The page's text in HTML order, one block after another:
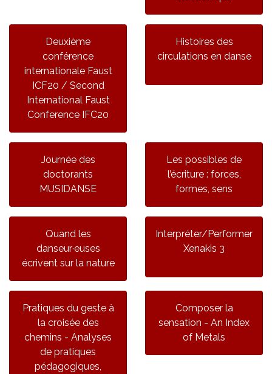
Deuxième
conférence
internationale Faust
ICF20 / Second
International Faust
Conference IFC20
Histoires des
circulations en danse
Journée des
doctorants
MUSIDANSE
Les possibles de
l’écriture : forces,
formes, sens
Quand les
danseur·euses
écrivent sur la nature
Interpréter/Performer
Xenakis 3
Pratiques du geste à
la croisée des
chemins - Analyses
de pratiques
pédagogiques,
Composer la
sensation - An Index
of Metals